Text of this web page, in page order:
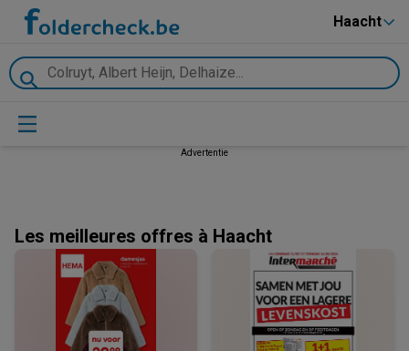
Haacht
Advertentie
Les meilleures offres à Haacht